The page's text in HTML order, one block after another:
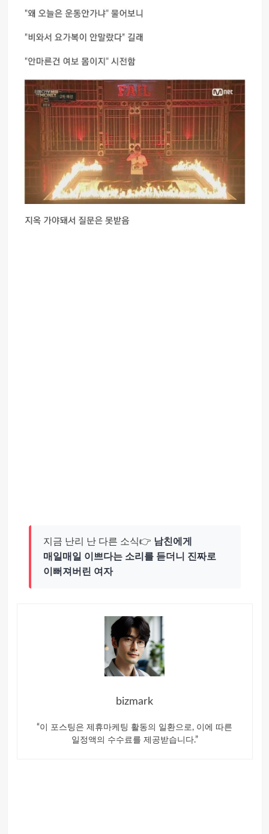
지금 난리 난 다른 소식👉 남친에게
매일매일 이쁘다는 소리를 듣더니 진짜로
이뻐져버린 여자
bizmark
“이 포스팅은 제휴마케팅 활동의 일환으로, 이에 따른
일정액의 수수료를 제공받습니다.”